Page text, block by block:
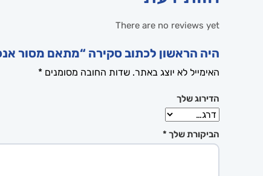
There are no reviews yet
היה הראשון לכתוב סקירה “מתאם מסור
האימייל לא יוצג באתר. שדות החובה מסומנים *
הדירוג שלך
הביקורת שלך *